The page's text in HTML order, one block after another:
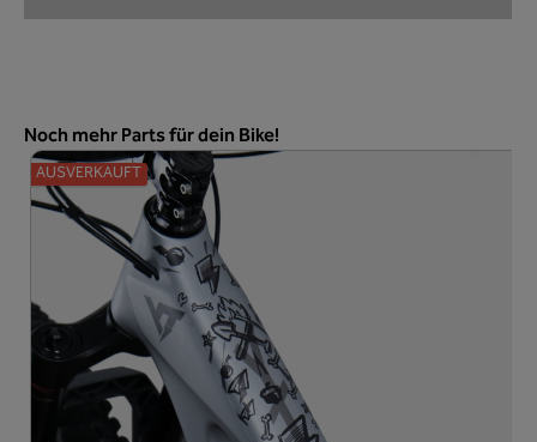
Produktgalerie überspringen
Noch mehr Parts für dein Bike!
AUSVERKAUFT